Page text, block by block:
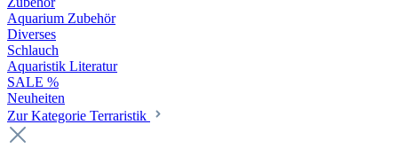
Aquarium Zubehör
Diverses
Schlauch
Aquaristik Literatur
SALE %
Neuheiten
Zur Kategorie Terraristik